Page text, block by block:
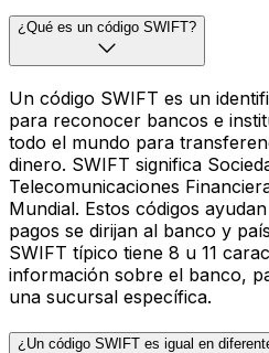
¿Qué es un código SWIFT?
Un código SWIFT es un
para reconocer bancos e
todo el mundo para
dinero. SWIFT significa
Telecomunicaciones
Mundial. Estos códigos
pagos se dirijan al banco y
SWIFT típico tiene 8 u 11
información sobre el banco,
una sucursal específica.
¿Un código SWIFT es igual en